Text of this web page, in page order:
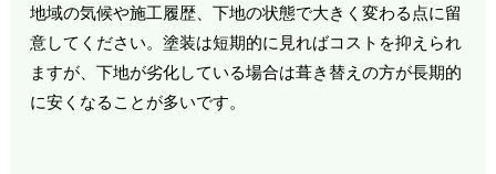
地域の気候や施工履歴、下地の状態で大きく変わる点に留
意してください。塗装は短期的に見ればコストを抑えられ
ますが、下地が劣化している場合は葺き替えの方が長期的
に安くなることが多いです。